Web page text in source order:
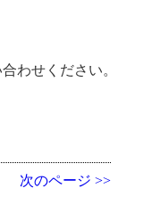
わせください。
次のページ >>